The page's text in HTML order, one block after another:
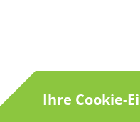
Ihre Cookie-